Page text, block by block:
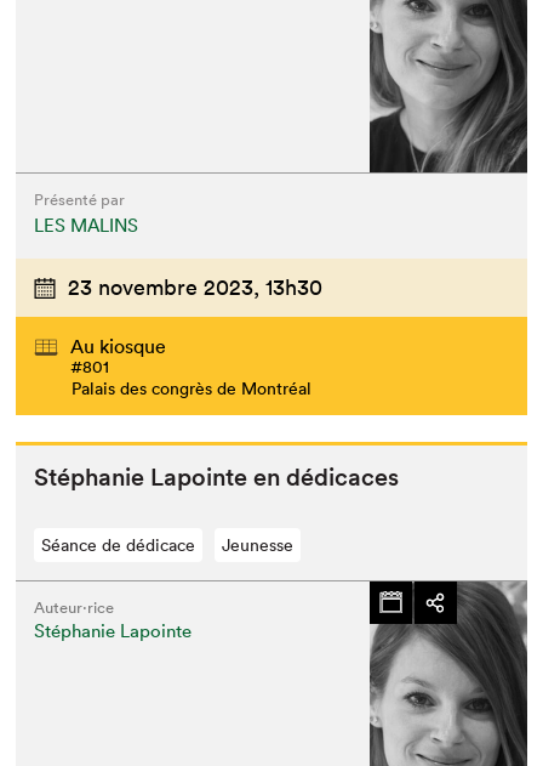
Présenté par
LES MALINS
23 novembre 2023, 13h30
Au kiosque
#801
Palais des congrès de Montréal
Stéphanie Lapointe en dédicaces
Séance de dédicace Jeunesse
Auteur·rice
Stéphanie Lapointe